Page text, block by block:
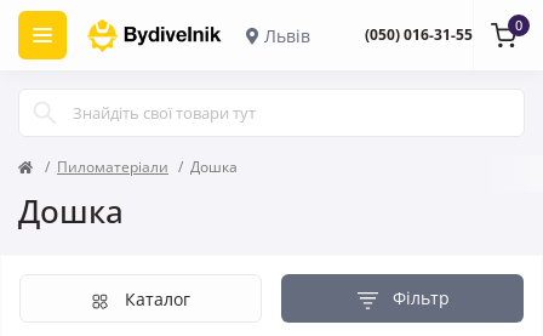
Львів (050) 016-31-55 0
Пиломатеріали Дошка
Дошка
Фільтр
Каталог